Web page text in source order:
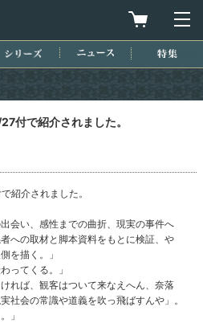
買物カゴを
報 シリーズ ニュース
付で紹介されました。
紹介されました。
会い、感性までの曲折、現実の事件へ
への取材と脚本資料をもとに検証、や
を描く。」
ってくる。」
れば、観客はついて来なえへん、奈落
社会の常識や道義を吹っ飛ばすんや」。
」